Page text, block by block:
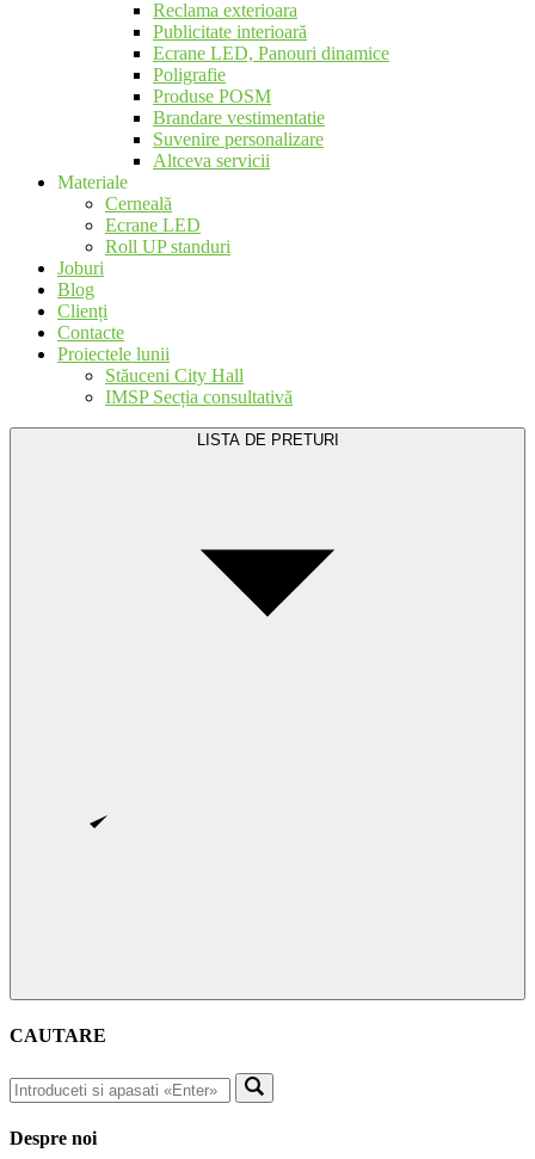
Reclama exterioara
Publicitate interioară
Ecrane LED, Panouri dinamice
Poligrafie
Produse POSM
Brandare vestimentatie
Suvenire personalizare
Altceva servicii
Materiale
Cerneală
Ecrane LED
Roll UP standuri
Joburi
Blog
Clienți
Contacte
Proiectele lunii
Stăuceni City Hall
IMSP Secția consultativă
LISTA DE PRETURI
CAUTARE
Despre noi